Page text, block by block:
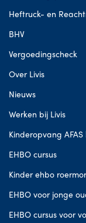
Heftruck- en
BHV
Vergoedingscheck
Over Livis
Nieuws
Werken bij Livis
Kinderopvang
EHBO cursus
Kinder ehbo
EHBO voor jonge
EHBO cursus voor